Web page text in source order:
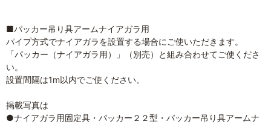
■パッカー吊り具アームナイアガラ用
パイプ方式でナイアガラを設置する場合にご使いただきます。
「パッカー（ナイアガラ用）」（別売）と組み合わせてご使くださ
い。
設置間隔は1m以内でご使ください。
掲載写真は
●ナイアガラ用固定具・パッカー２２型・パッカー吊り具アームナ